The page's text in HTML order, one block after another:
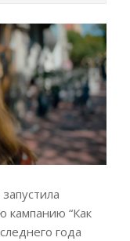
кампанию “Как
года